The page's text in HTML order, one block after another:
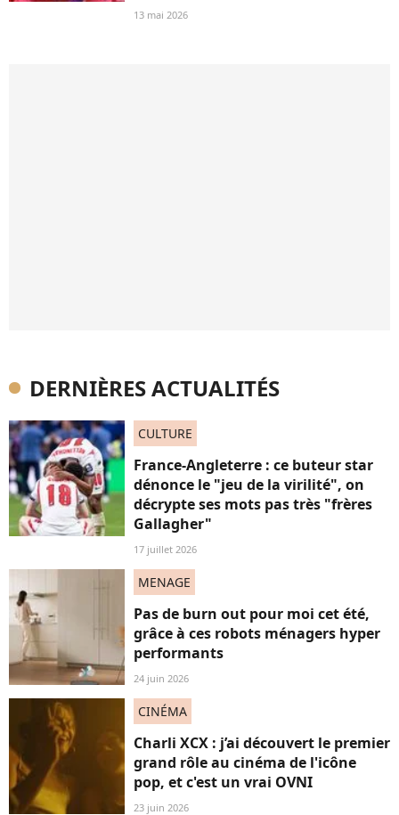
13 mai 2026
DERNIÈRES ACTUALITÉS
CULTURE
France-Angleterre : ce buteur star
dénonce le "jeu de la virilité", on
décrypte ses mots pas très "frères
Gallagher"
17 juillet 2026
MENAGE
Pas de burn out pour moi cet été,
grâce à ces robots ménagers hyper
performants
24 juin 2026
CINÉMA
Charli XCX : j’ai découvert le premier
grand rôle au cinéma de l'icône
pop, et c'est un vrai OVNI
23 juin 2026